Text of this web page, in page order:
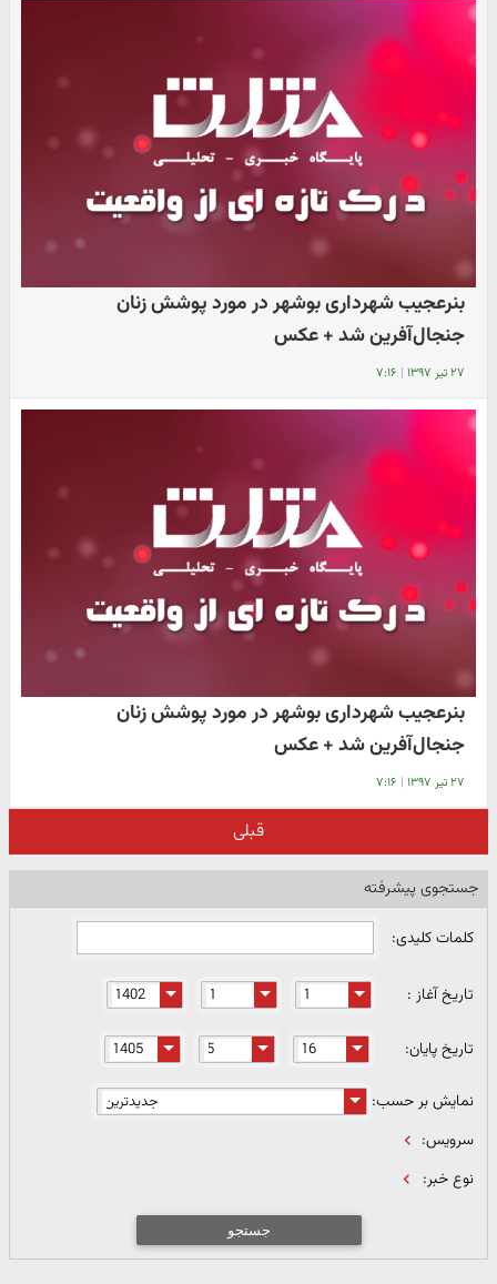
بنرعجیب شهرداری بوشهر در مورد پوشش زنان
جنجال‌آفرین شد + عکس
۲۷ تیر ۱۳۹۷ | ۷:۱۶
بنرعجیب شهرداری بوشهر در مورد پوشش زنان
جنجال‌آفرین شد + عکس
۲۷ تیر ۱۳۹۷ | ۷:۱۶
قبلی
جستجوی پیشرفته
کلمات کلیدی:
تاریخ آغاز :
تاریخ پایان:
نمایش بر حسب:
سرویس:
نوع خبر:
جستجو